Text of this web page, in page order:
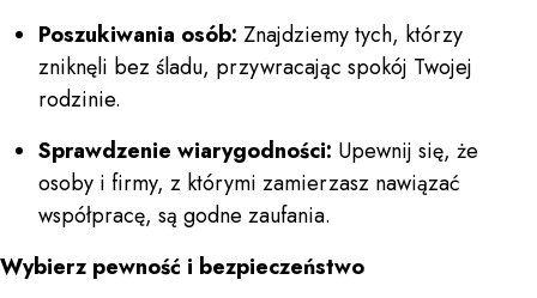
Poszukiwania osób: Znajdziemy tych, którzy
zniknęli bez śladu, przywracając spokój Twojej
rodzinie.
Sprawdzenie wiarygodności: Upewnij się, że
osoby i firmy, z którymi zamierzasz nawiązać
współpracę, są godne zaufania.
Wybierz pewność i bezpieczeństwo